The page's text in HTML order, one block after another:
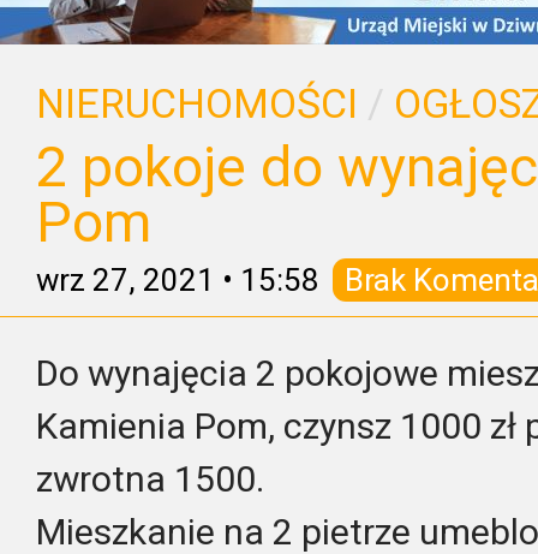
NIERUCHOMOŚCI /
2 pokoje do
Pom
wrz 27, 2021 • 15:58 Brak
Do wynajęcia 2 pokojowe
Kamienia Pom, czynsz 1000
zwrotna 1500.
Mieszkanie na 2 pietrze